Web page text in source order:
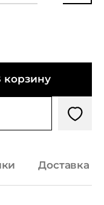
корзину
Доставка и